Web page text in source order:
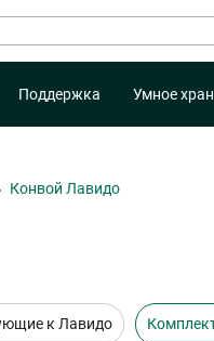
Поддержка Умное
Конвой Лавидо
к Лавидо